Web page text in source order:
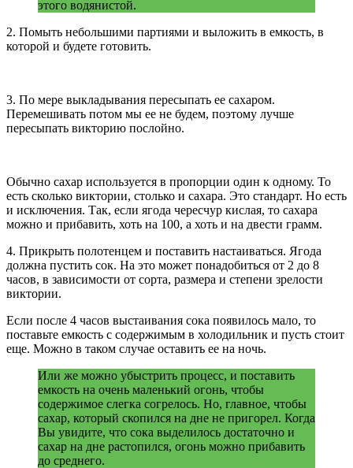
этого водянистой.
2. Помыть небольшими партиями и выложить в емкость, в
которой и будете готовить.
3. По мере выкладывания пересыпать ее сахаром.
Перемешивать потом мы ее не будем, поэтому лучше
пересыпать викторию послойно.
Обычно сахар используется в пропорции один к одному. То
есть сколько виктории, столько и сахара. Это стандарт. Но есть
и исключения. Так, если ягода чересчур кислая, то сахара
можно и прибавить, хоть на 100, а хоть и на двести грамм.
4. Прикрыть полотенцем и поставить настаиваться. Ягода
должна пустить сок. На это может понадобиться от 2 до 8
часов, в зависимости от сорта, размера и степени зрелости
виктории.
Если после 4 часов выстаивания сока появилось мало, то
поставьте емкость с содержимым в холодильник и пусть стоит
еще. Можно в таком случае оставить ее на ночь.
Или же можно убыстрить процесс, и поставить
емкость на очень маленький огонь, чтобы
содержимое слегка согрелось. Но, главное, чтобы
сахар, который скопился на дне не пригорел. Когда
Вы увидите, что сока выделилось достаточно и
сахар на дне растопился, огонь можно прибавить
до среднего.